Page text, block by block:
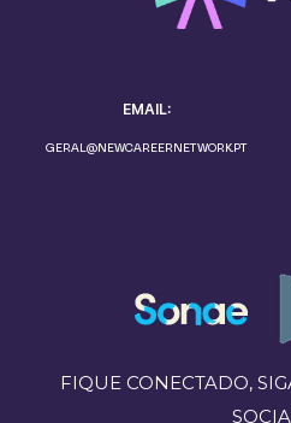
EMAIL:
GERAL@NEWCAREERNETWORK.PT
FIQUE CONECTADO,